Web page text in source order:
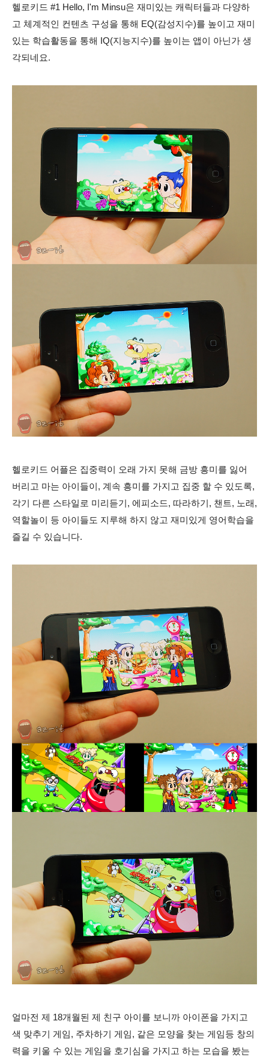
헬로키드 #1 Hello, I'm Minsu은 재미있는 캐릭터들과 다양하
고 체계적인 컨텐츠 구성을 통해 EQ(감성지수)를 높이고 재미
있는 학습활동을 통해 IQ(지능지수)를 높이는 앱이 아닌가 생
각되네요.
헬로키드 어플은 집중력이 오래 가지 못해 금방 흥미를 잃어
버리고 마는 아이들이, 계속 흥미를 가지고 집중 할 수 있도록,
각기 다른 스타일로 미리듣기, 에피소드, 따라하기, 챈트, 노래,
역할놀이 등 아이들도 지루해 하지 않고 재미있게 영어학습을
즐길 수 있습니다.
얼마전 제 18개월된 제 친구 아이를 보니까 아이폰을 가지고
색 맞추기 게임, 주차하기 게임, 같은 모양을 찾는 게임등 창의
력을 키울 수 있는 게임을 호기심을 가지고 하는 모습을 봤는